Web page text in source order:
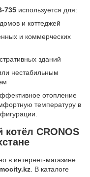
735 используется для:
и коттеджей
и коммерческих
зданий
нестабильным
отопление
температуру в
CRONOS
в интернет-магазине
. В каталоге